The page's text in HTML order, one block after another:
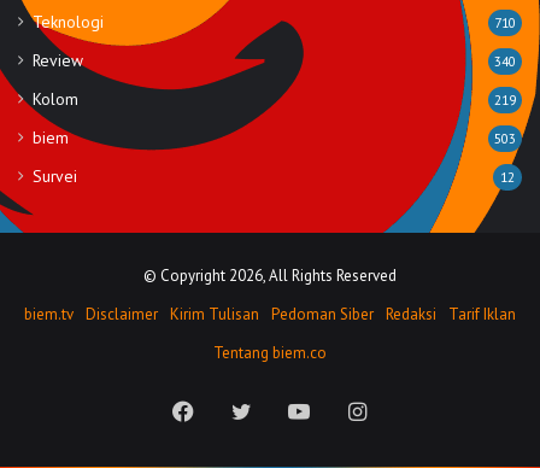
Teknologi 710
Review 340
Kolom 219
biem 503
Survei 12
© Copyright 2026, All Rights Reserved
biem.tv Disclaimer Kirim Tulisan Pedoman Siber Redaksi
Tarif Iklan
Tentang biem.co
FacebookTwitter YouTubeInstagram